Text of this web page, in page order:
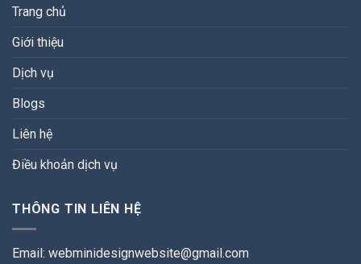
Trang chủ
Giới thiệu
Dịch vụ
Blogs
Liên hệ
Điều khoản dịch vụ
THÔNG TIN LIÊN HỆ
Email: webminidesignwebsite@gmail.com